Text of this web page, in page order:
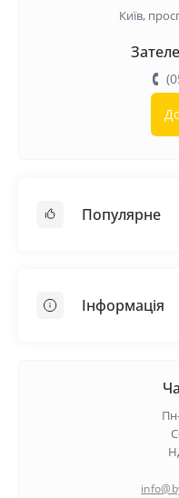
Київ,
Популярне
Самовирівнююча суміш
Інформація
Гарантія та
Політика